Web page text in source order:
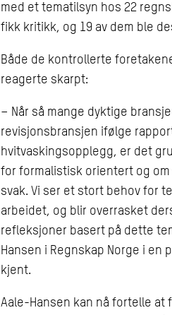
med et tematilsyn hos 22
fikk kritikk, og 19 av dem ble
Både de kontrollerte
reagerte skarpt:
– Når så mange dyktige
revisjonsbransjen ifølge
hvitvaskingsopplegg, er det
for formalistisk orientert og
svak. Vi ser et stort behov for
arbeidet, og blir overrasket
refleksjoner basert på dette
Hansen i Regnskap Norge i
kjent.
Aale-Hansen kan nå fortelle